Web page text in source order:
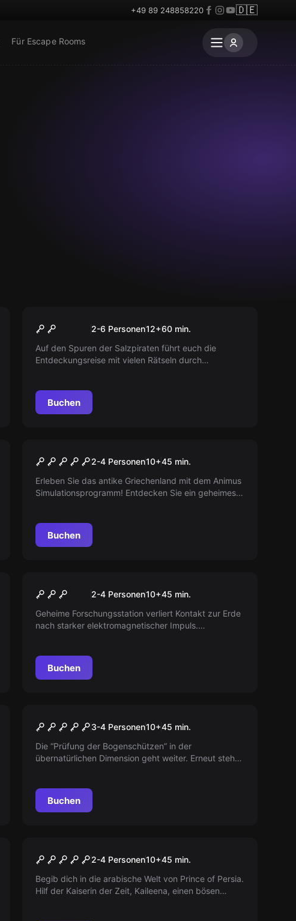
+49 89 248858220 🇩🇪
Für Escape Rooms
Neu
Die Jagd nach dem
Piratenschatz von
Traunkirchen
2-6 Personen12+60 min.
Auf den Spuren der Salzpiraten führt euch die
Entdeckungsreise mit vielen Rätseln durch
Buchen
Beyond Medusa's Gate VR
2-4 Personen10+45 min.
Erleben Sie das antike Griechenland mit dem Animus
Simulationsprogramm! Entdecken Sie ein geheimes
Buchen
Signal Lost VR
2-4 Personen10+45 min.
Geheime Forschungsstation verliert Kontakt zur Erde
nach starker elektromagnetischer Impuls.
Buchen
Incarna II VR
3-4 Personen10+45 min.
Die “Prüfung der Bogenschützen” in der
übernatürlichen Dimension geht weiter. Erneut steht
und euren Teamgeist auf die Probe.
Buchen
Prince of Persia - The
Dagger of Time VR
2-4 Personen10+45 min.
Begib dich in die arabische Welt von Prince of Persia.
Hilf der Kaiserin der Zeit, Kaileena, einen bösen